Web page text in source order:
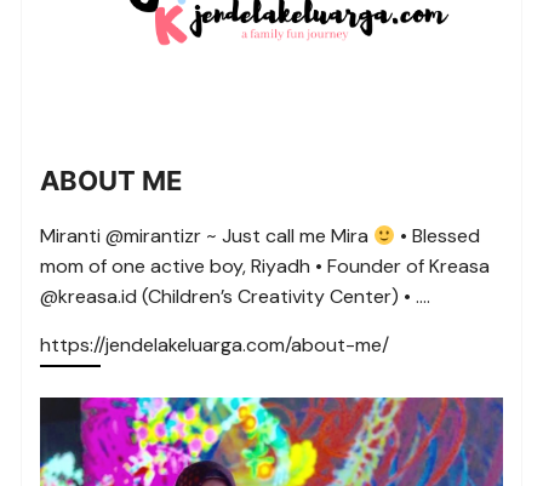
ABOUT ME
Miranti @mirantizr ~ Just call me Mira
• Blessed
mom of one active boy, Riyadh • Founder of Kreasa
@kreasa.id (Children’s Creativity Center) • ….
https://jendelakeluarga.com/about-me/